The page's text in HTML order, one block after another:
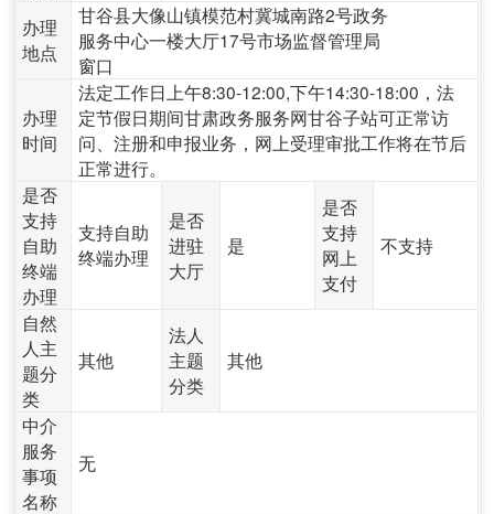
办理
地点
甘谷县大像山镇模范村冀城南路2号政务
服务中心一楼大厅17号市场监督管理局
窗口
办理
时间
法定工作日上午8:30-12:00,下午14:30-18:00，法
定节假日期间甘肃政务服务网甘谷子站可正常访
问、注册和申报业务，网上受理审批工作将在节后
正常进行。
是否
支持
自助
终端
办理
支持自助
终端办理
是否
进驻
大厅
是
是否
支持
网上
支付
不支持
自然
人主
题分
类
其他
法人
主题
分类
其他
中介
服务
事项
名称
无